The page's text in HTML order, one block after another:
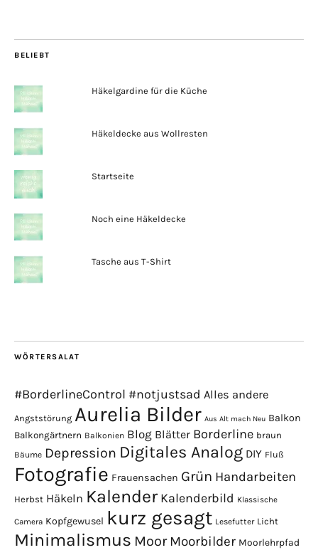
BELIEBT
Häkelgardine für die Küche
Häkeldecke aus Wollresten
Startseite
Noch eine Häkeldecke
Tasche aus T-Shirt
WÖRTERSALAT
#BorderlineControl #notjustsad Alles andere
Angststörung Aurelia Bilder Aus Alt mach Neu Balkon
Balkongärtnern Balkonien Blog Blätter Borderline braun
Bäume Depression Digitales Analog DIY Fluß
Fotografie Frauensachen Grün Handarbeiten
Herbst Häkeln Kalender Kalenderbild Klassische
Camera Kopfgewusel kurz gesagt Lesefutter Licht
Minimalismus Moor Moorbilder Moorlehrpfad